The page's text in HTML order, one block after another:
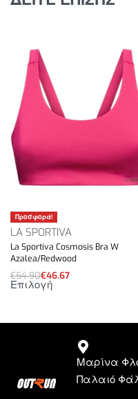
Προσφορά!
LA SPORTIVA
La Sportiva Cosmosis Bra W
Azalea/Redwood
€54.90€46.67
Επιλογή
Μαρίνα
Παλαιό